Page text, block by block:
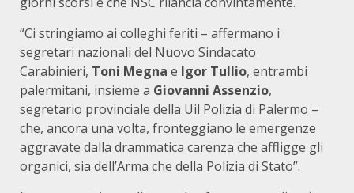
“Ci stringiamo ai colleghi feriti – affermano i
segretari nazionali del Nuovo Sindacato
Carabinieri, Toni Megna e Igor Tullio, entrambi
palermitani, insieme a Giovanni Assenzio,
segretario provinciale della Uil Polizia di Palermo –
che, ancora una volta, fronteggiano le emergenze
aggravate dalla drammatica carenza che affligge gli
organici, sia dell’Arma che della Polizia di Stato”.